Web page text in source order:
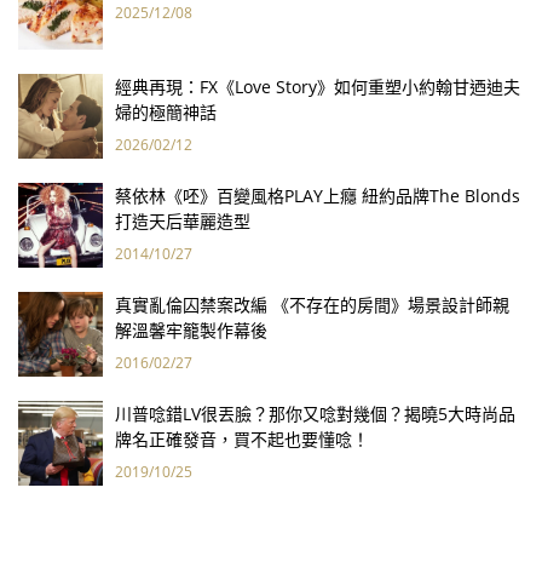
2025/12/08
經典再現：FX《Love Story》如何重塑小約翰甘迺迪夫
婦的極簡神話
2026/02/12
蔡依林《呸》百變風格PLAY上癮 紐約品牌The Blonds
打造天后華麗造型
2014/10/27
真實亂倫囚禁案改編 《不存在的房間》場景設計師親
解溫馨牢籠製作幕後
2016/02/27
川普唸錯LV很丟臉？那你又唸對幾個？揭曉5大時尚品
牌名正確發音，買不起也要懂唸！
2019/10/25